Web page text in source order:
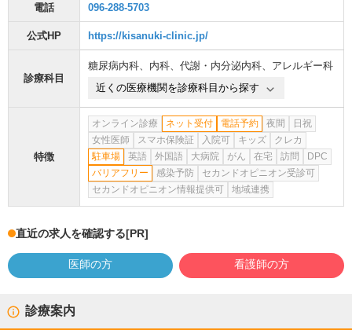
電話 096-288-5703
公式HP https://kisanuki-clinic.jp/
診療科目
糖尿病内科、 内科、 代謝・内分泌内科、 アレルギー科
近くの医療機関を診療科目から探す
特徴
オンライン診療 ネット受付 電話予約 夜間
日祝
女性医師
スマホ保険証 入院可 キッズ
クレカ
駐車場
英語 外国語 大病院 がん 在宅 訪問
DPC
バリアフリー
感染予防
セカンドオピニオン受診可
セカンドオピニオン情報提供可
地域連携
直近の求人を確認する[PR]
医師の方 看護師の方
診療案内